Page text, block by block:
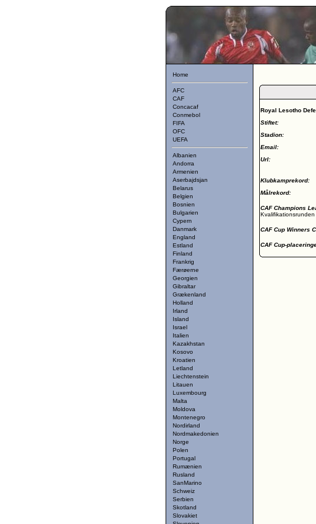
Home
AFC
CAF
Concacaf
Conmebol
FIFA
OFC
UEFA
Albanien
Andorra
Armenien
Aserbajdsjan
Belarus
Belgien
Bosnien
Bulgarien
Cypern
Danmark
England
Estland
Finland
Frankrig
Færøerne
Georgien
Gibraltar
Grækenland
Holland
Irland
Island
Israel
Italien
Kazakhstan
Kosovo
Kroatien
Letland
Liechtenstein
Litauen
Luxembourg
Malta
Moldova
Montenegro
Nordirland
Nordmakedonien
Norge
Polen
Portugal
Rumænien
Rusland
SanMarino
Schweiz
Serbien
Skotland
Slovakiet
Royal Lesotho
Stiftet:
Stadion:
Email:
Url:
Klubkamprekord:
Målrekord:
CAF Champions
Kvalifikationsrunden
CAF Cup Winners
CAF Cup-